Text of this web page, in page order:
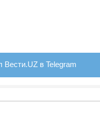
Вести.UZ в Telegram